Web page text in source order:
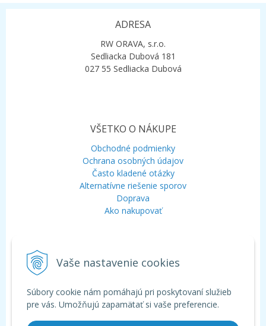
Vaše nastavenie cookies
Súbory cookie nám pomáhajú pri poskytovaní služieb
pre vás. Umožňujú zapamätať si vaše preferencie.
ADRESA
RW ORAVA, s.r.o.
Sedliacka Dubová 181
027 55 Sedliacka Dubová
VŠETKO O NÁKUPE
Obchodné podmienky
Ochrana osobných údajov
Často kladené otázky
Alternatívne riešenie sporov
Doprava
Ako nakupovať
Mobil:+421 948 120 323
Chat:WhatsApp
Chat:Viber